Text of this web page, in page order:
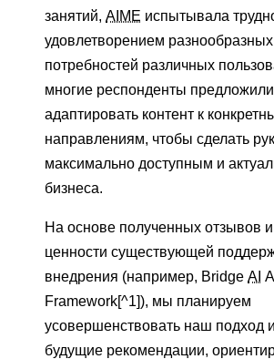
занятий, AIME испытывала
удовлетворением разнообразных
потребностей различных
многие респонденты предложили
адаптировать контент к
направлениям, чтобы сделать
максимально доступным и
бизнеса.
На основе полученных отзывов и
ценности существующей
внедрения (например, Bridge AI
Framework[^1]), мы планируем
усовершенствовать наш подход
будущие рекомендации,